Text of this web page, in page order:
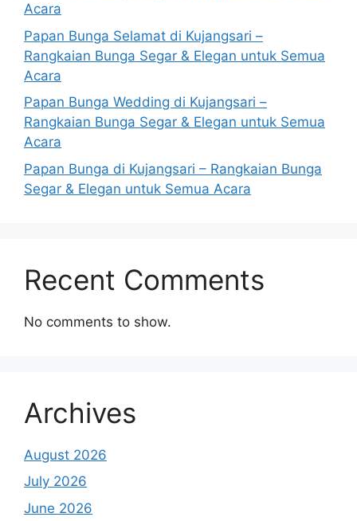
Acara
Papan Bunga Selamat di Kujangsari –
Rangkaian Bunga Segar & Elegan untuk Semua
Acara
Papan Bunga Wedding di Kujangsari –
Rangkaian Bunga Segar & Elegan untuk Semua
Acara
Papan Bunga di Kujangsari – Rangkaian Bunga
Segar & Elegan untuk Semua Acara
Recent Comments
No comments to show.
Archives
August 2026
July 2026
June 2026